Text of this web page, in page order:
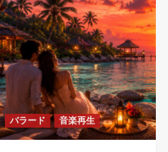
バラード 音楽再生